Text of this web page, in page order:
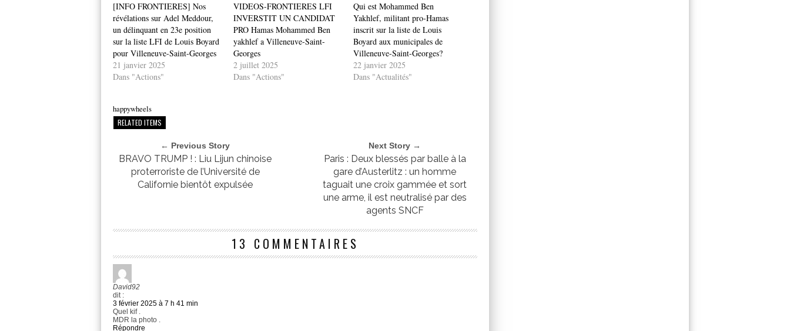
[INFO FRONTIERES] Nos
révélations sur Adel Meddour,
un délinquant en 23e position
sur la liste LFI de Louis Boyard
pour Villeneuve-Saint-Georges
21 janvier 2025
Dans "Actions"
VIDEOS-FRONTIERES LFI
INVERSTIT UN CANDIDAT
PRO Hamas Mohammed Ben
yakhlef a Villeneuve-Saint-
Georges
2 juillet 2025
Dans "Actions"
Qui est Mohammed Ben
Yakhlef, militant pro-Hamas
inscrit sur la liste de Louis
Boyard aux municipales de
Villeneuve-Saint-Georges?
22 janvier 2025
Dans "Actualités"
happywheels
RELATED ITEMS
← Previous Story
BRAVO TRUMP ! : Liu Lijun chinoise
proterroriste de l’Université de
Californie bientôt expulsée
Next Story →
Paris : Deux blessés par balle à la
gare d’Austerlitz : un homme
taguait une croix gammée et sort
une arme, il est neutralisé par des
agents SNCF
13 COMMENTAIRES
David92
dit :
3 février 2025 à 7 h 41 min
Quel kif .
MDR la photo .
Répondre